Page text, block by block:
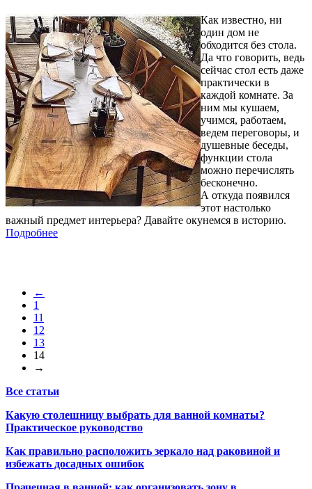
Как известно, ни
один дом не
обходится без стола.
Да что говорить, ведь
сейчас стол есть даже
практически в
каждой комнате. За
ним мы кушаем,
учимся, работаем,
ведем переговоры, и
душевные беседы,
функции стола
можно перечислять
бесконечно.
А откуда появился
этот настолько
важный предмет интерьера? Давайте окунемся в историю.
Подробнее
←
1
11
12
13
14
→
Все статьи
Какую столешницу выбрать для ванной комнаты?
Практическое руководство
Как правильно расположить зеркало над раковиной и
избежать досадных ошибок